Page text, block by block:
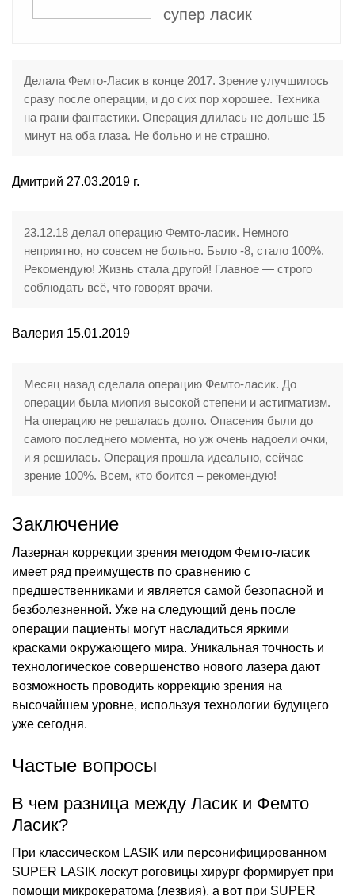
супер ласик
Делала Фемто-Ласик в конце 2017. Зрение улучшилось
сразу после операции, и до сих пор хорошее. Техника
на грани фантастики. Операция длилась не дольше 15
минут на оба глаза. Не больно и не страшно.
Дмитрий 27.03.2019 г.
23.12.18 делал операцию Фемто-ласик. Немного
неприятно, но совсем не больно. Было -8, стало 100%.
Рекомендую! Жизнь стала другой! Главное — строго
соблюдать всё, что говорят врачи.
Валерия 15.01.2019
Месяц назад сделала операцию Фемто-ласик. До
операции была миопия высокой степени и астигматизм.
На операцию не решалась долго. Опасения были до
самого последнего момента, но уж очень надоели очки,
и я решилась. Операция прошла идеально, сейчас
зрение 100%. Всем, кто боится – рекомендую!
Заключение
Лазерная коррекции зрения методом Фемто-ласик
имеет ряд преимуществ по сравнению с
предшественниками и является самой безопасной и
безболезненной. Уже на следующий день после
операции пациенты могут насладиться яркими
красками окружающего мира. Уникальная точность и
технологическое совершенство нового лазера дают
возможность проводить коррекцию зрения на
высочайшем уровне, используя технологии будущего
уже сегодня.
Частые вопросы
В чем разница между Ласик и Фемто
Ласик?
При классическом LASIK или персонифицированном
SUPER LASIK лоскут роговицы хирург формирует при
помощи микрокератома (лезвия), а вот при SUPER